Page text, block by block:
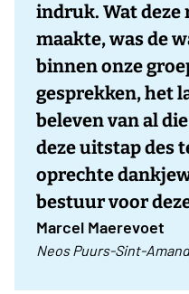
indruk. Wat deze
maakte, was de
binnen onze
gesprekken, het
beleven van al
deze uitstap des
oprechte
bestuur voor
Marcel Maerevoet
Neos Puurs-Sint-